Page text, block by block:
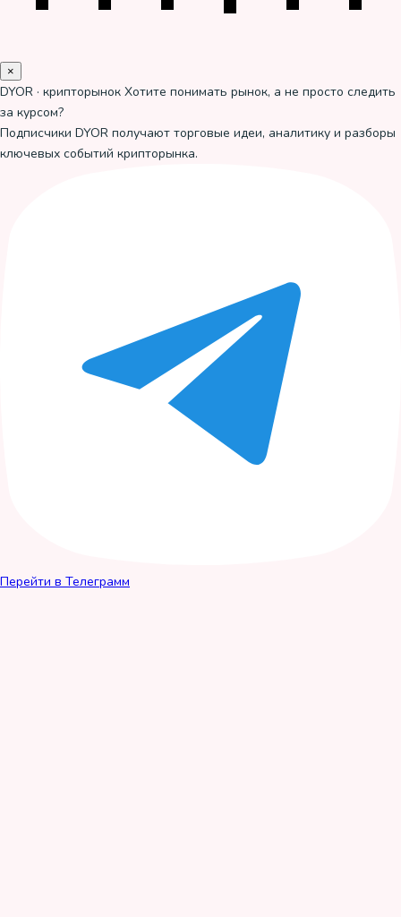
×
DYOR · крипторынок Хотите понимать рынок, а не просто следить
за курсом?
Подписчики DYOR получают торговые идеи, аналитику и разборы
ключевых событий крипторынка.
Перейти в Телеграмм